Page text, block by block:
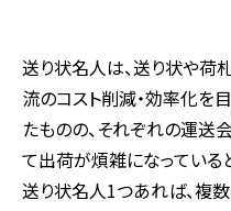
送り状名人は、送り状や荷
流のコスト削減・効率化を
たものの、それぞれの運送
て出荷が煩雑になっている
送り状名人1つあれば、複